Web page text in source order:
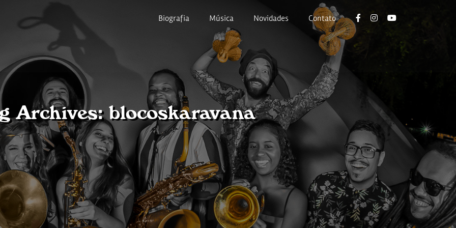
Biografia Música Novidades Contato
Archives: blocoskaravana